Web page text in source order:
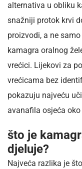
alternativa u obliku
snažniji protok krvi
proizvodi, a ne
kamagra oralnog
vrećici. Lijekovi za
vrećicama bez
pokazuju najveću
avanafila osjeća
što je
djeluje?
Najveća razlika je